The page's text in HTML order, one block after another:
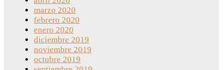
marzo 2020
febrero 2020
enero 2020
diciembre 2019
noviembre 2019
octubre 2019